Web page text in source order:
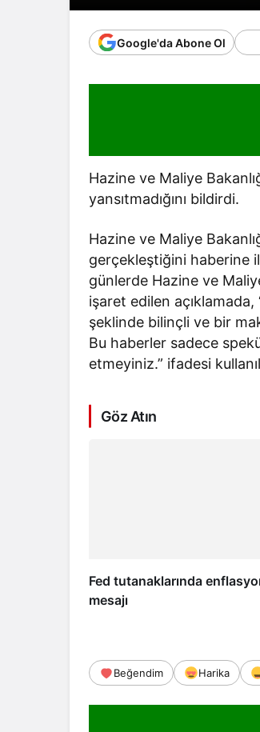
Google'da Abone Ol
Hazine ve Maliye
yansıtmadığını bildirdi.
Hazine ve Maliye
gerçekleştiğini haberine
günlerde Hazine ve
işaret edilen açıklamada,
şeklinde bilinçli ve bir
Bu haberler sadece
etmeyiniz.” ifadesi
Göz Atın
Fed tutanaklarında
mesajı
Beğendim Harika